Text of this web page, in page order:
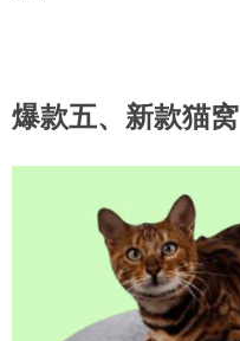
爆款五、新款猫窝